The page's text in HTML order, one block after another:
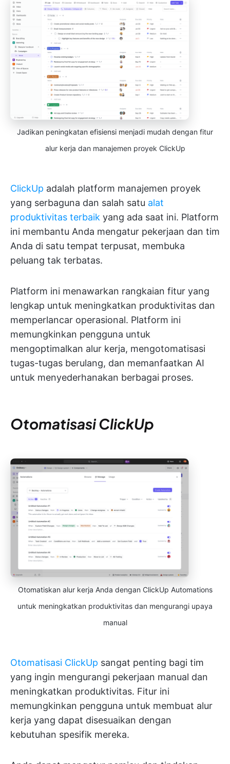
Jadikan peningkatan efisiensi menjadi mudah dengan fitur
alur kerja dan manajemen proyek ClickUp
ClickUp adalah platform manajemen proyek
yang serbaguna dan salah satu alat
produktivitas terbaik yang ada saat ini. Platform
ini membantu Anda mengatur pekerjaan dan tim
Anda di satu tempat terpusat, membuka
peluang tak terbatas.
Platform ini menawarkan rangkaian fitur yang
lengkap untuk meningkatkan produktivitas dan
memperlancar operasional. Platform ini
memungkinkan pengguna untuk
mengoptimalkan alur kerja, mengotomatisasi
tugas-tugas berulang, dan memanfaatkan AI
untuk menyederhanakan berbagai proses.
Otomatisasi ClickUp
Otomatiskan alur kerja Anda dengan ClickUp Automations
untuk meningkatkan produktivitas dan mengurangi upaya
manual
Otomatisasi ClickUp sangat penting bagi tim
yang ingin mengurangi pekerjaan manual dan
meningkatkan produktivitas. Fitur ini
memungkinkan pengguna untuk membuat alur
kerja yang dapat disesuaikan dengan
kebutuhan spesifik mereka.